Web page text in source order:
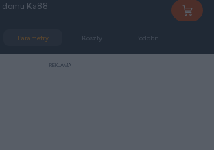
domu Ka88
Parametry Koszty Podobne
REKLAMA